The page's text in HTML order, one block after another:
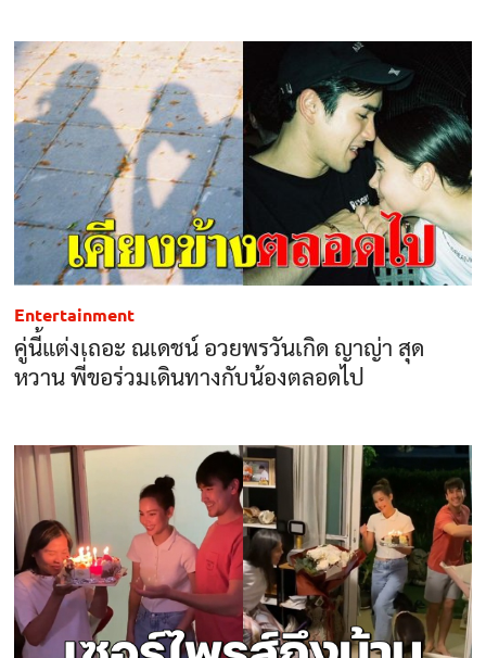
Entertainment
คู่นี้แต่งเถอะ ณเดชน์ อวยพรวันเกิด ญาญ่า สุด
หวาน พี่ขอร่วมเดินทางกับน้องตลอดไป